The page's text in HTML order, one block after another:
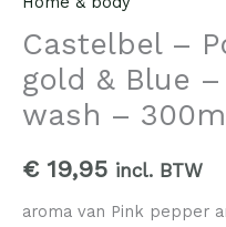
Castelbel –
gold & Blue
wash –
€19,95 incl. BTW
aroma van Pink pepper
-
hand
&
wash
-